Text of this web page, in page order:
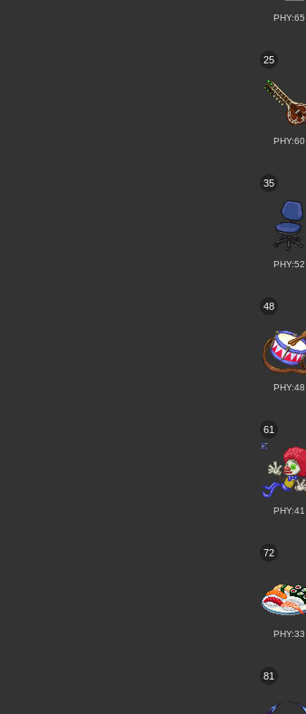
PHY:65
25
PHY:60
35
PHY:52
48
PHY:48
61
PHY:41
72
PHY:33
81